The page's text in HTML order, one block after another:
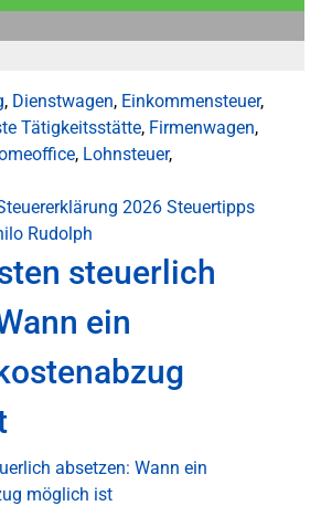
, Dienstwagen, Einkommensteuer,
Tätigkeitsstätte, Firmenwagen,
, Lohnsteuer,
2026 Steuertipps
Rudolph
steuerlich
ein